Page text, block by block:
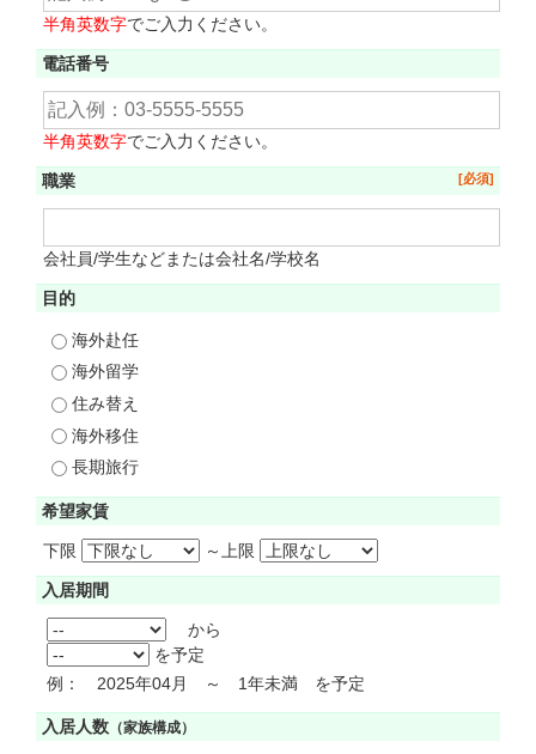
半角英数字でご入力ください。
電話番号
半角英数字でご入力ください。
職業
会社員/学生などまたは会社名/学校名
目的
海外赴任
海外留学
住み替え
海外移住
長期旅行
希望家賃
下限 ～上限
入居期間
から
を予定
例： 2025年04月 ～ 1年未満 を予定
入居人数 （家族構成）